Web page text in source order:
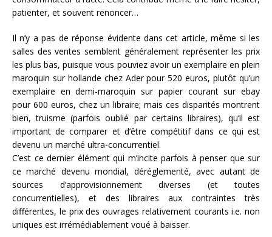
patienter, et souvent renoncer…
Il n’y a pas de réponse évidente dans cet article, même si les
salles des ventes semblent généralement représenter les prix
les plus bas, puisque vous pouviez avoir un exemplaire en plein
maroquin sur hollande chez Ader pour 520 euros, plutôt qu’un
exemplaire en demi-maroquin sur papier courant sur ebay
pour 600 euros, chez un libraire; mais ces disparités montrent
bien, truisme (parfois oublié par certains libraires), qu’il est
important de comparer et d’être compétitif dans ce qui est
devenu un marché ultra-concurrentiel.
C’est ce dernier élément qui m’incite parfois à penser que sur
ce marché devenu mondial, déréglementé, avec autant de
sources d’approvisionnement diverses (et toutes
concurrentielles), et des libraires aux contraintes très
différentes, le prix des ouvrages relativement courants i.e. non
uniques est irrémédiablement voué à baisser.